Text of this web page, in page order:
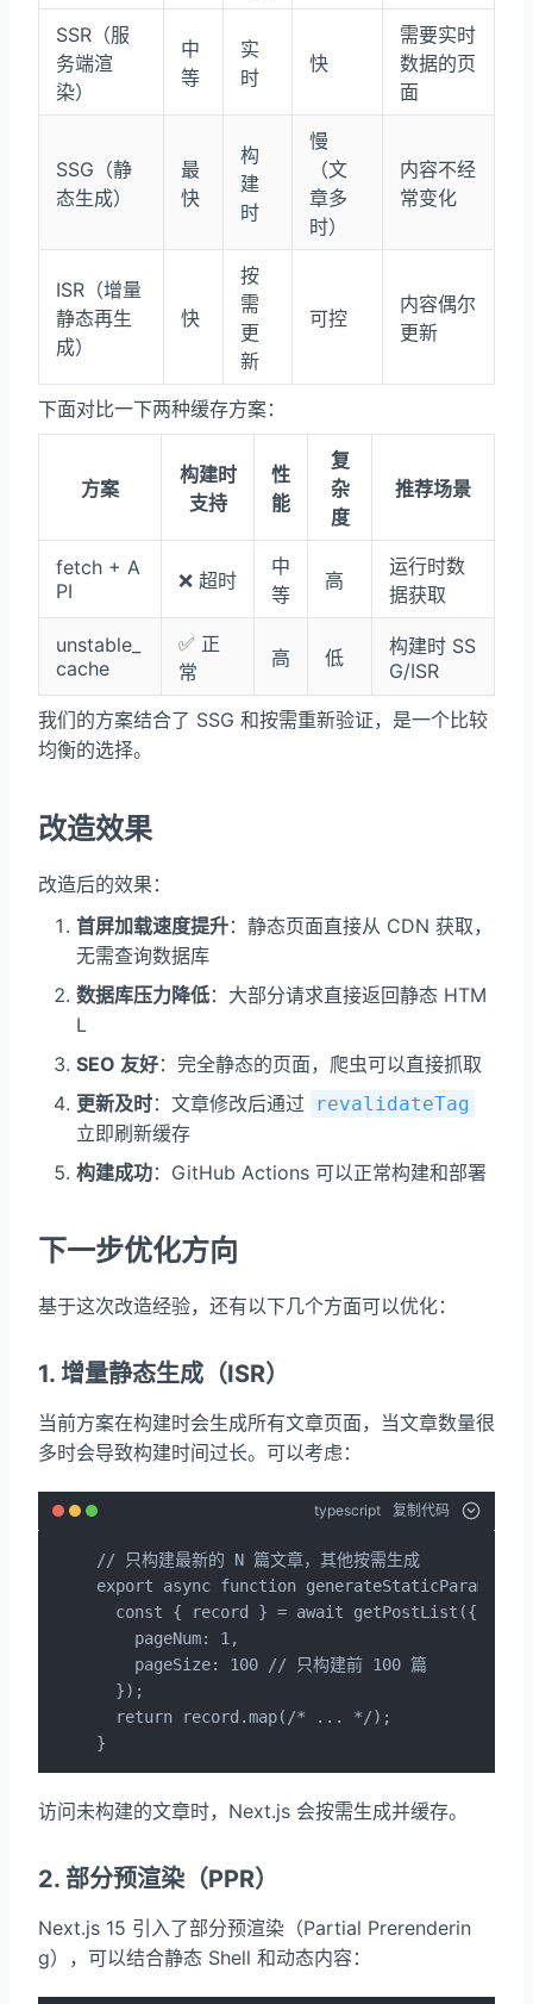
SSR（服
务端渲
染）
中
等
实
时
快
需要实时
数据的页
面
SSG（静
态生成）
最
快
构
建
时
慢
（文
章多
时）
内容不经
常变化
ISR（增量
静态再生
成）
快
按
需
更
新
可控
内容偶尔
更新
下面对比一下两种缓存方案：
方案
构建时
支持
性
能
复
杂
度
推荐场景
fetch + A
PI
❌ 超时
中
等
高
运行时数
据获取
unstable_
cache
✅ 正
常
高 低
构建时 SS
G/ISR
我们的方案结合了 SSG 和按需重新验证，是一个比较
均衡的选择。
改造效果
改造后的效果：
首屏加载速度提升：静态页面直接从 CDN 获取，
无需查询数据库
数据库压力降低：大部分请求直接返回静态 HTM
L
SEO 友好：完全静态的页面，爬虫可以直接抓取
更新及时：文章修改后通过 revalidateTag
立即刷新缓存
构建成功：GitHub Actions 可以正常构建和部署
下一步优化方向
基于这次改造经验，还有以下几个方面可以优化：
1. 增量静态生成（ISR）
当前方案在构建时会生成所有文章页面，当文章数量很
多时会导致构建时间过长。可以考虑：
typescript 复制代码
// 只构建最新的 N 篇文章，其他按需生成
export async function generateStaticParams() {
  const { record } = await getPostList({
    pageNum: 1,
    pageSize: 100 // 只构建前 100 篇
  });
  return record.map(/* ... */);
}
访问未构建的文章时，Next.js 会按需生成并缓存。
2. 部分预渲染（PPR）
Next.js 15 引入了部分预渲染（Partial Prerenderin
g），可以结合静态 Shell 和动态内容：